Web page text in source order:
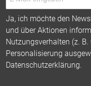
Ja, ich möchte den
und über Aktionen
Nutzungsverhalten (z.
Personalisierung
Datenschutzerklärung.